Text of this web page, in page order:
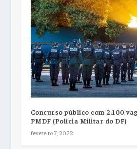
Concurso público com 2.100
PMDF (Polícia Militar do DF)
fevereiro 7, 2022